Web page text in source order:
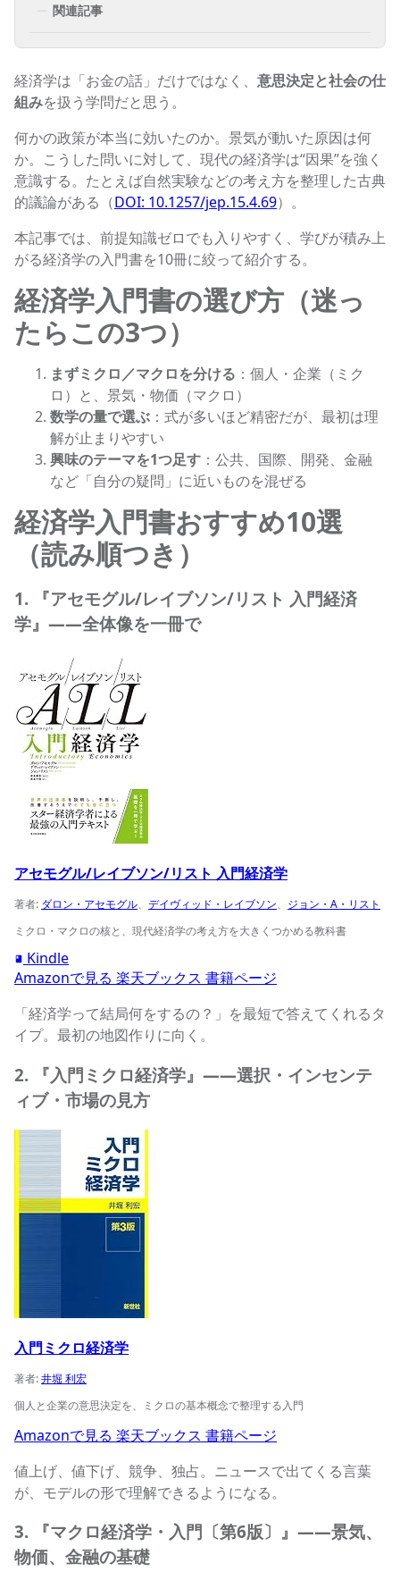
関連記事
経済学は「お金の話」だけではなく、 意思決定と社会の仕
組みを扱う学問だと思う。
何かの政策が本当に効いたのか。景気が動いた原因は何
か。こうした問いに対して、現代の経済学は“因果”を強く
意識する。たとえば自然実験などの考え方を整理した古典
的議論がある（DOI: 10.1257/jep.15.4.69）。
本記事では、前提知識ゼロでも入りやすく、学びが積み上
がる経済学の入門書を10冊に絞って紹介する。
経済学入門書の選び方（迷っ
たらこの3つ）
まずミクロ／マクロを分ける ：個人・企業（ミク
ロ）と、景気・物価（マクロ）
数学の量で選ぶ ：式が多いほど精密だが、最初は理
解が止まりやすい
興味のテーマを1つ足す ：公共、国際、開発、金融
など「自分の疑問」に近いものを混ぜる
経済学入門書おすすめ10選
（読み順つき）
1. 『アセモグル/レイブソン/リスト 入門経済
学』——全体像を一冊で
アセモグル/レイブソン/リスト 入門経済学の商品ページへ
アセモグル/レイブソン/リスト 入門経済学
著者: ダロン・アセモグル、 デイヴィッド・レイブソン、 ジョン・A・リスト
ミクロ・マクロの核と、現代経済学の考え方を大きくつかめる教科書
Kindle
Amazonで見る 楽天ブックス 書籍ページ
「経済学って結局何をするの？」を最短で答えてくれるタ
イプ。最初の地図作りに向く。
2. 『入門ミクロ経済学』——選択・インセンテ
ィブ・市場の見方
入門ミクロ経済学の商品ページへ
入門ミクロ経済学
著者:井堀 利宏
個人と企業の意思決定を、ミクロの基本概念で整理する入門
Amazonで見る 楽天ブックス 書籍ページ
値上げ、値下げ、競争、独占。ニュースで出てくる言葉
が、モデルの形で理解できるようになる。
3. 『マクロ経済学・入門〔第6版〕』——景気、
物価、金融の基礎